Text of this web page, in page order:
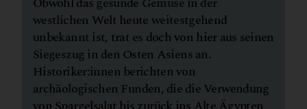
westlichen Welt heute weitestgehend
unbekannt ist, trat es doch von hier aus seinen
Siegeszug in den Osten Asiens an.
Historiker:innen berichten von
archäologischen Funden, die die Verwendung